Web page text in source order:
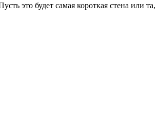
это будет самая короткая стена или та,